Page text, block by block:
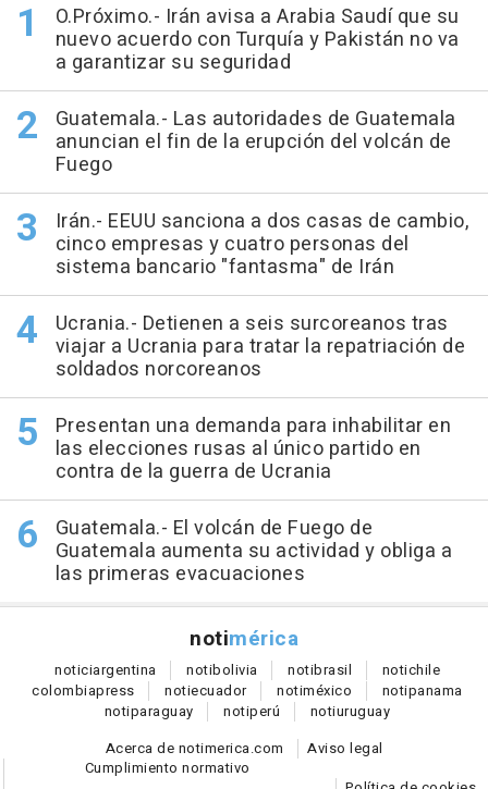
O.Próximo.- Irán avisa a Arabia Saudí que su
nuevo acuerdo con Turquía y Pakistán no va
a garantizar su seguridad
Guatemala.- Las autoridades de Guatemala
anuncian el fin de la erupción del volcán de
Fuego
Irán.- EEUU sanciona a dos casas de cambio,
cinco empresas y cuatro personas del
sistema bancario "fantasma" de Irán
Ucrania.- Detienen a seis surcoreanos tras
viajar a Ucrania para tratar la repatriación de
soldados norcoreanos
Presentan una demanda para inhabilitar en
las elecciones rusas al único partido en
contra de la guerra de Ucrania
Guatemala.- El volcán de Fuego de
Guatemala aumenta su actividad y obliga a
las primeras evacuaciones
notimérica
noticiargentina notibolivia notibrasil notichile
colombiapress notiecuador notiméxico notipanama
notiparaguay notiperú notiuruguay
Acerca de notimerica.com
Aviso legal
Cumplimiento normativo